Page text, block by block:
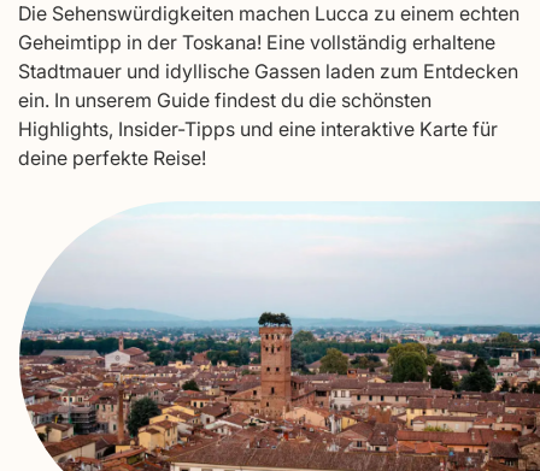
Die Sehenswürdigkeiten machen Lucca zu einem echten
Geheimtipp in der Toskana! Eine vollständig erhaltene
Stadtmauer und idyllische Gassen laden zum Entdecken
ein. In unserem Guide findest du die schönsten
Highlights, Insider-Tipps und eine interaktive Karte für
deine perfekte Reise!